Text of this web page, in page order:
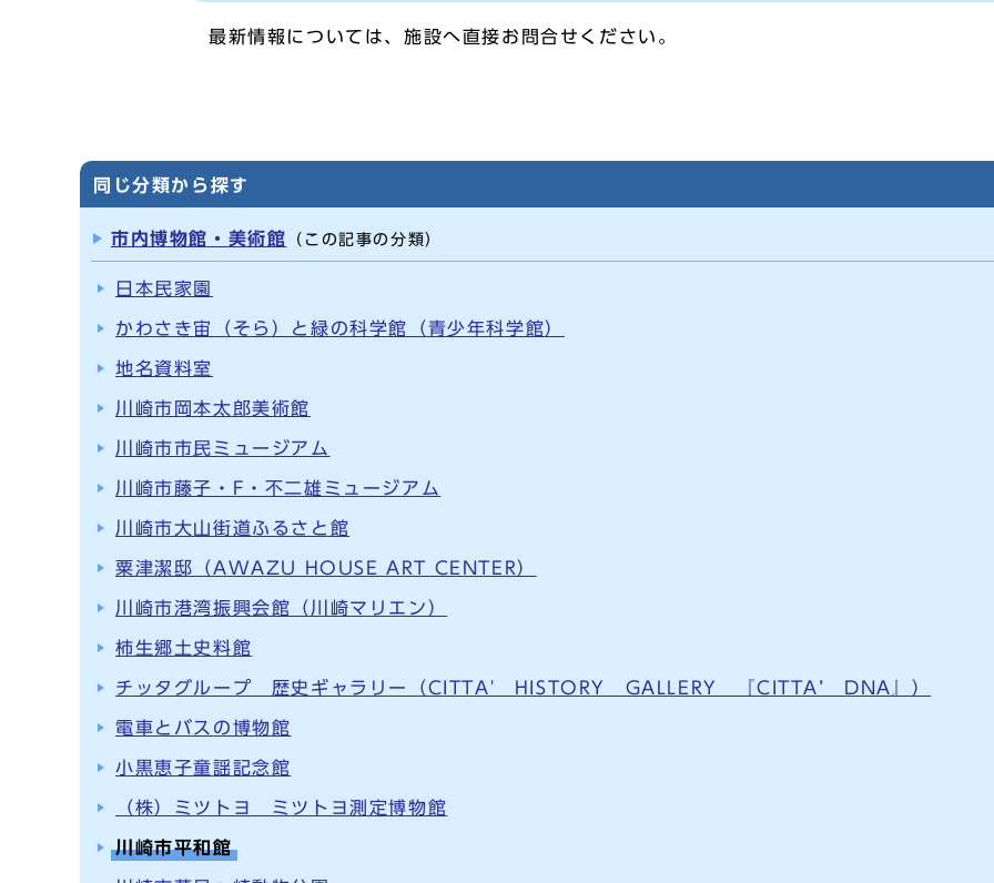
最新情報については、施設へ直接お問合せください。
同じ分類から探す
市内博物館・美術館 （この記事の分類）
日本民家園
かわさき宙（そら）と緑の科学館（青少年科学館）
地名資料室
川崎市岡本太郎美術館
川崎市市民ミュージアム
川崎市藤子・F・不二雄ミュージアム
川崎市大山街道ふるさと館
粟津潔邸（AWAZU HOUSE ART CENTER）
川崎市港湾振興会館（川崎マリエン）
柿生郷土史料館
チッタグループ 歴史ギャラリー（CITTA' HISTORY GALLERY 『CITTA’ DNA』）
電車とバスの博物館
小黒恵子童謡記念館
（株）ミツトヨ ミツトヨ測定博物館
川崎市平和館